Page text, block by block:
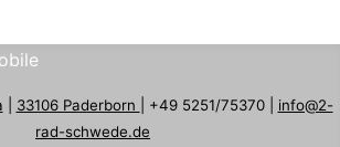
33106 Paderborn | +49 5251/75370 | info@2-
rad-schwede.de